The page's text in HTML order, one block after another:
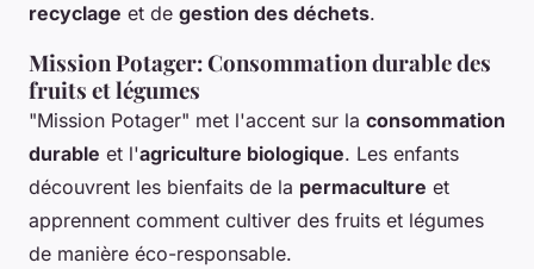
recyclage et de gestion des déchets.
Mission Potager: Consommation durable des
fruits et légumes
"Mission Potager" met l'accent sur la consommation
durable et l'agriculture biologique. Les enfants
découvrent les bienfaits de la permaculture et
apprennent comment cultiver des fruits et légumes
de manière éco-responsable.